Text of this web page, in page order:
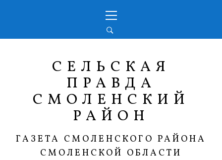
меню
СЕЛЬСКАЯ
ПРАВДА
СМОЛЕНСКИЙ
РАЙОН
ГАЗЕТА СМОЛЕНСКОГО РАЙОНА
СМОЛЕНСКОЙ ОБЛАСТИ